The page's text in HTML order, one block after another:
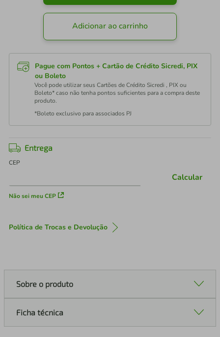
Adicionar ao carrinho
Pague com Pontos + Cartão de Crédito Sicredi, PIX
ou Boleto
Você pode utilizar seus Cartões de Crédito Sicredi , PIX ou
Boleto* caso não tenha pontos suficientes para a compra deste
produto.
*Boleto exclusivo para associados PJ
Entrega
CEP
Não sei meu CEP
Calcular
Política de Trocas e Devolução
Sobre o produto
Ficha técnica